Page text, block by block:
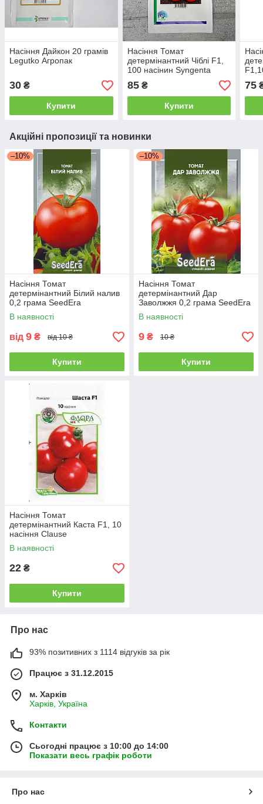
Насіння Дайкон 20 грамів
Legutko Агропак
30 ₴
Купити
Насіння Томат
детермінантний Чіблі F1,
100 насінин Syngenta
Агропак
85₴
Купити
75
Акційні пропозиції та новинки
–10%
Насіння Томат
детермінантний Білий налив
0,2 грама SeedEra
В наявності
від 9 ₴ від 10 ₴
Купити
–10%
Насіння Томат
детермінантний Дар
Заволжжя 0,2 грама SeedEra
В наявності
9 ₴ 10 ₴
Купити
Насіння Томат
детермінантний Каста F1, 10
насіння Clause
В наявності
22 ₴
Купити
Про нас
93% позитивних з 1114 відгуків за рік
Працює з 31.12.2015
м. Харків
Харків, Україна
Контакти
Сьогодні працює з 10:00 до 14:00
Показати весь графік роботи
Про нас